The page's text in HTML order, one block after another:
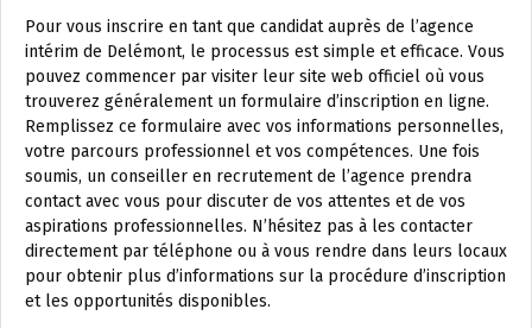
Pour vous inscrire en tant que candidat auprès de l’agence
intérim de Delémont, le processus est simple et efficace. Vous
pouvez commencer par visiter leur site web officiel où vous
trouverez généralement un formulaire d’inscription en ligne.
Remplissez ce formulaire avec vos informations personnelles,
votre parcours professionnel et vos compétences. Une fois
soumis, un conseiller en recrutement de l’agence prendra
contact avec vous pour discuter de vos attentes et de vos
aspirations professionnelles. N’hésitez pas à les contacter
directement par téléphone ou à vous rendre dans leurs locaux
pour obtenir plus d’informations sur la procédure d’inscription
et les opportunités disponibles.